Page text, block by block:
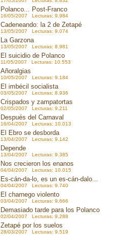
Polanco... Post-Franco
16/05/2007 Lecturas: 9.984
Cadeneando: la 2 de Zetapé
13/05/2007 Lecturas: 9.074
La Garzona
13/05/2007 Lecturas: 8.981
El suicidio de Polanco
11/05/2007 Lecturas: 10.553
Añoralgias
10/05/2007 Lecturas: 9.184
El imbécil socialista
03/05/2007 Lecturas: 8.936
Crispados y zampatortas
02/05/2007 Lecturas: 9.211
Después del Carnaval
16/04/2007 Lecturas: 10.013
El Ebro se desborda
13/04/2007 Lecturas: 9.142
Depende
13/04/2007 Lecturas: 9.385
Nos crecieron los enanos
04/04/2007 Lecturas: 10.015
Es-cán-da-lo, es un es-cán-dalo...
04/04/2007 Lecturas: 9.740
El charnego violento
03/04/2007 Lecturas: 9.666
Demasiado tarde para los Polanco
02/04/2007 Lecturas: 9.288
Zetapé por los suelos
28/03/2007 Lecturas: 9.519